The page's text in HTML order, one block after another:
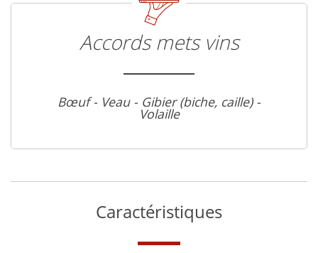
Accords mets vins
Bœuf - Veau - Gibier (biche, caille) -
Volaille
Caractéristiques